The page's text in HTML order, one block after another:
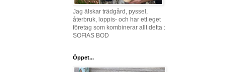
Jag älskar trädgård, pyssel,
återbruk, loppis- och har ett eget
företag som kombinerar allt detta :
SOFIAS BOD
Öppet...